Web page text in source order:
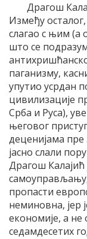
Драгош
Између
слагао с њим (а
што се
паганизму,
упутио усрдан
цивилизације
Срба и Руса),
његовог
деценијама пре
јасно слали
Драгош Калајић
самоуправљању,
пропасти
неминовна, јер
економије, а не
седамдесетих